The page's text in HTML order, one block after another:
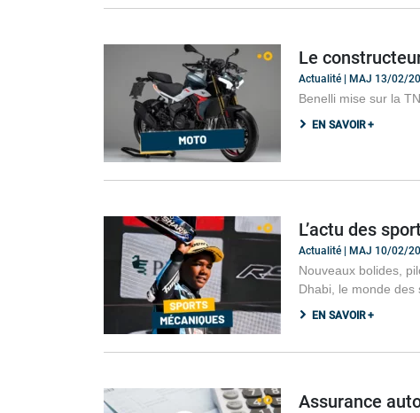
Le
Actualité | MAJ 13/02/
Benelli mise sur la
EN SAVOIR +
L’actu des
Actualité | MAJ 10/02/
Nouveaux bolides,
Dhabi, le monde des
EN SAVOIR +
Assurance